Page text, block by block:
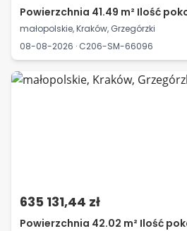
Powierzchnia 41.49 m² Ilość
małopolskie, Kraków, Grzegórzki
08-08-2026 · C206-SM-66096
635 131,44 zł
Powierzchnia 42.02 m² Ilość